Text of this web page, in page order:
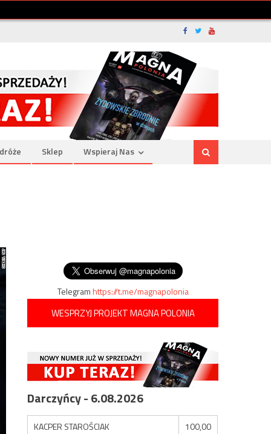
Sklep Wspieraj Nas
Telegramhttps://t.me/magnapolonia
WESPRZYJ PROJEKT MAGNA POLONIA
Darczyńcy - 6.08.2026
KACPER STAROŚCIAK
100,00